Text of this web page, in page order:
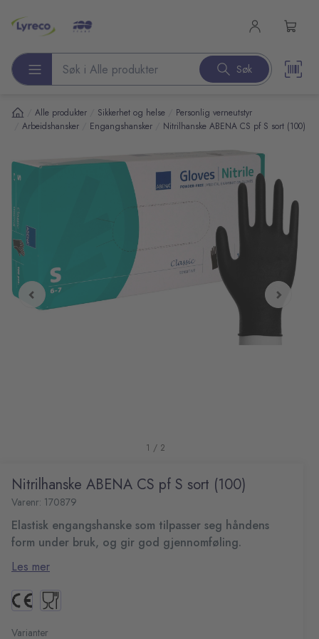
Søk etter produkter Søk
Alle produkter Sikkerhet og helse Personlig verneutstyr
Arbeidshansker Engangshansker Nitrilhanske ABENA CS pf S sort (100)
over bilder
1 / 2
Nitrilhanske ABENA CS pf S sort (100)
Varenr: 170879
Elastisk engangshanske som tilpasser seg håndens
form under bruk, og gir god gjennomføling.
Abena Classic Sensitive undersøkelseshanske er uten
pudder, og former seg etter hånden under bruk og har
mikroteksturerte fingerspisser.
Kan brukes til en rekke oppgaver som rengjøring, stell,
Pudderfri, usteril
Mikroteksturert fingerspisser
Med rullekant
Les mer
Varianter